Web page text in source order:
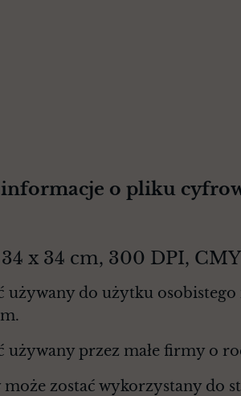
o pliku
x 34 cm, 300 DPI,
używany do użytku
używany przez małe firmy o
zostać wykorzystany do